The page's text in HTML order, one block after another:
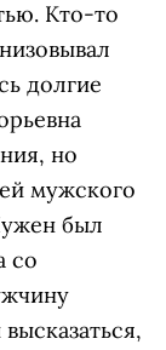
Кто-то
долгие
но
мужского
был
со